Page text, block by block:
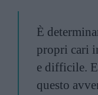
È
propri cari
e difficile.
questo